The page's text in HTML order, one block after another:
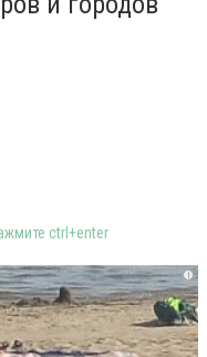
ctrl+enter
i